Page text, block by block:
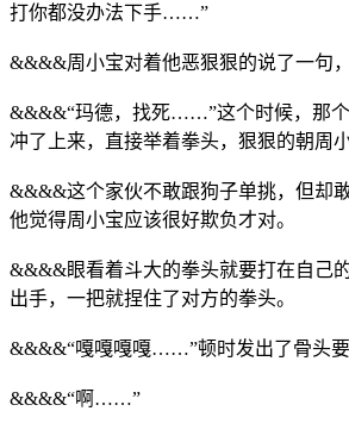
打你都没办法下手……”
&&&&周小宝对着他恶狠狠的说了一句
&&&&“玛德，找死……”这个时候，那
冲了上来，直接举着拳头，狠狠的朝周
&&&&这个家伙不敢跟狗子单挑，但却
他觉得周小宝应该很好欺负才对。
&&&&眼看着斗大的拳头就要打在自己
出手，一把就捏住了对方的拳头。
&&&&“嘎嘎嘎嘎……”顿时发出了骨头要
&&&&“啊……”